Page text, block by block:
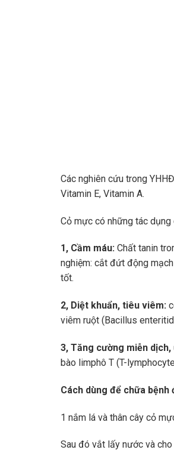
Các nghiên cứu trong
Vitamin E, Vitamin A.
Cỏ mực có những tác
1, Cầm máu: Chất tanin
nghiệm: cắt đứt động
tốt.
2, Diệt khuẩn, tiêu viêm:
viêm ruột (Bacillus
3, Tăng cường miễn
bào limphô T (T-
Cách dùng để chữa
1 nắm lá và thân cây cỏ
Sau đó vắt lấy nước và